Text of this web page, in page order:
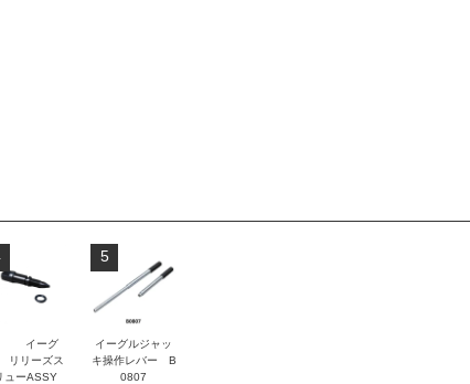
イーグ
リリーズス
ューASSY
5
イーグルジャッ
キ操作レバー B
0807